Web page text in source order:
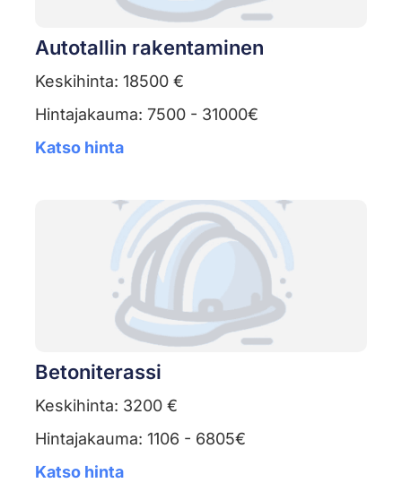
Autotallin rakentaminen
Keskihinta: 18500 €
Hintajakauma: 7500 - 31000€
Katso hinta
Betoniterassi
Keskihinta: 3200 €
Hintajakauma: 1106 - 6805€
Katso hinta